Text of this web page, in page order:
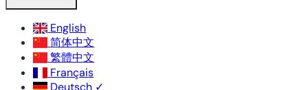
English
简体中文
繁體中文
Français